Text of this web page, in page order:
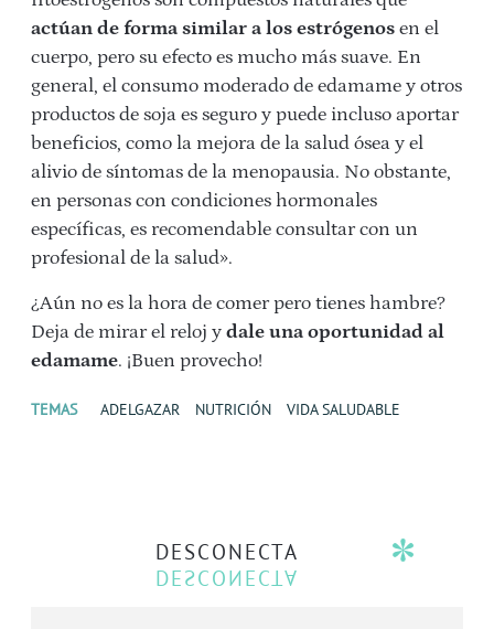
actúan de forma similar a los estrógenos en el
cuerpo, pero su efecto es mucho más suave. En
general, el consumo moderado de edamame y otros
productos de soja es seguro y puede incluso aportar
beneficios, como la mejora de la salud ósea y el
alivio de síntomas de la menopausia. No obstante,
en personas con condiciones hormonales
específicas, es recomendable consultar con un
profesional de la salud».
¿Aún no es la hora de comer pero tienes hambre?
Deja de mirar el reloj y dale una oportunidad al
edamame. ¡Buen provecho!
TEMAS ADELGAZAR NUTRICIÓN VIDA SALUDABLE
DESCONECTA